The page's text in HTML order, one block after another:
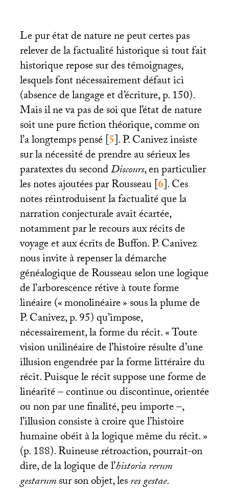
Le pur état de nature ne peut certes pas
relever de la factualité historique si tout fait
historique repose sur des témoignages,
lesquels font nécessairement défaut ici
(absence de langage et d’écriture, p. 150).
Mais il ne va pas de soi que l’état de nature
soit une pure fiction théorique, comme on
l’a longtemps pensé[5]. P. Canivez insiste
sur la nécessité de prendre au sérieux les
paratextes du secondDiscours, en particulier
les notes ajoutées par Rousseau[6]. Ces
notes réintroduisent la factualité que la
narration conjecturale avait écartée,
notamment par le recours aux récits de
voyage et aux écrits de Buffon. P. Canivez
nous invite à repenser la démarche
généalogique de Rousseau selon une logique
de l’arborescence rétive à toute forme
linéaire («monolinéaire» sous la plume de
P. Canivez, p. 95) qu’impose,
nécessairement, la forme du récit. «Toute
vision unilinéaire de l’histoire résulte d’une
illusion engendrée par la forme littéraire du
récit. Puisque le récit suppose une forme de
linéarité – continue ou discontinue, orientée
ou non par une finalité, peu importe –,
l’illusion consiste à croire que l’histoire
humaine obéit à la logique même du récit.»
(p. 188). Ruineuse rétroaction, pourrait-on
dire, de la logique de l’historia rerum
gestarumsur son objet, lesres gestae.